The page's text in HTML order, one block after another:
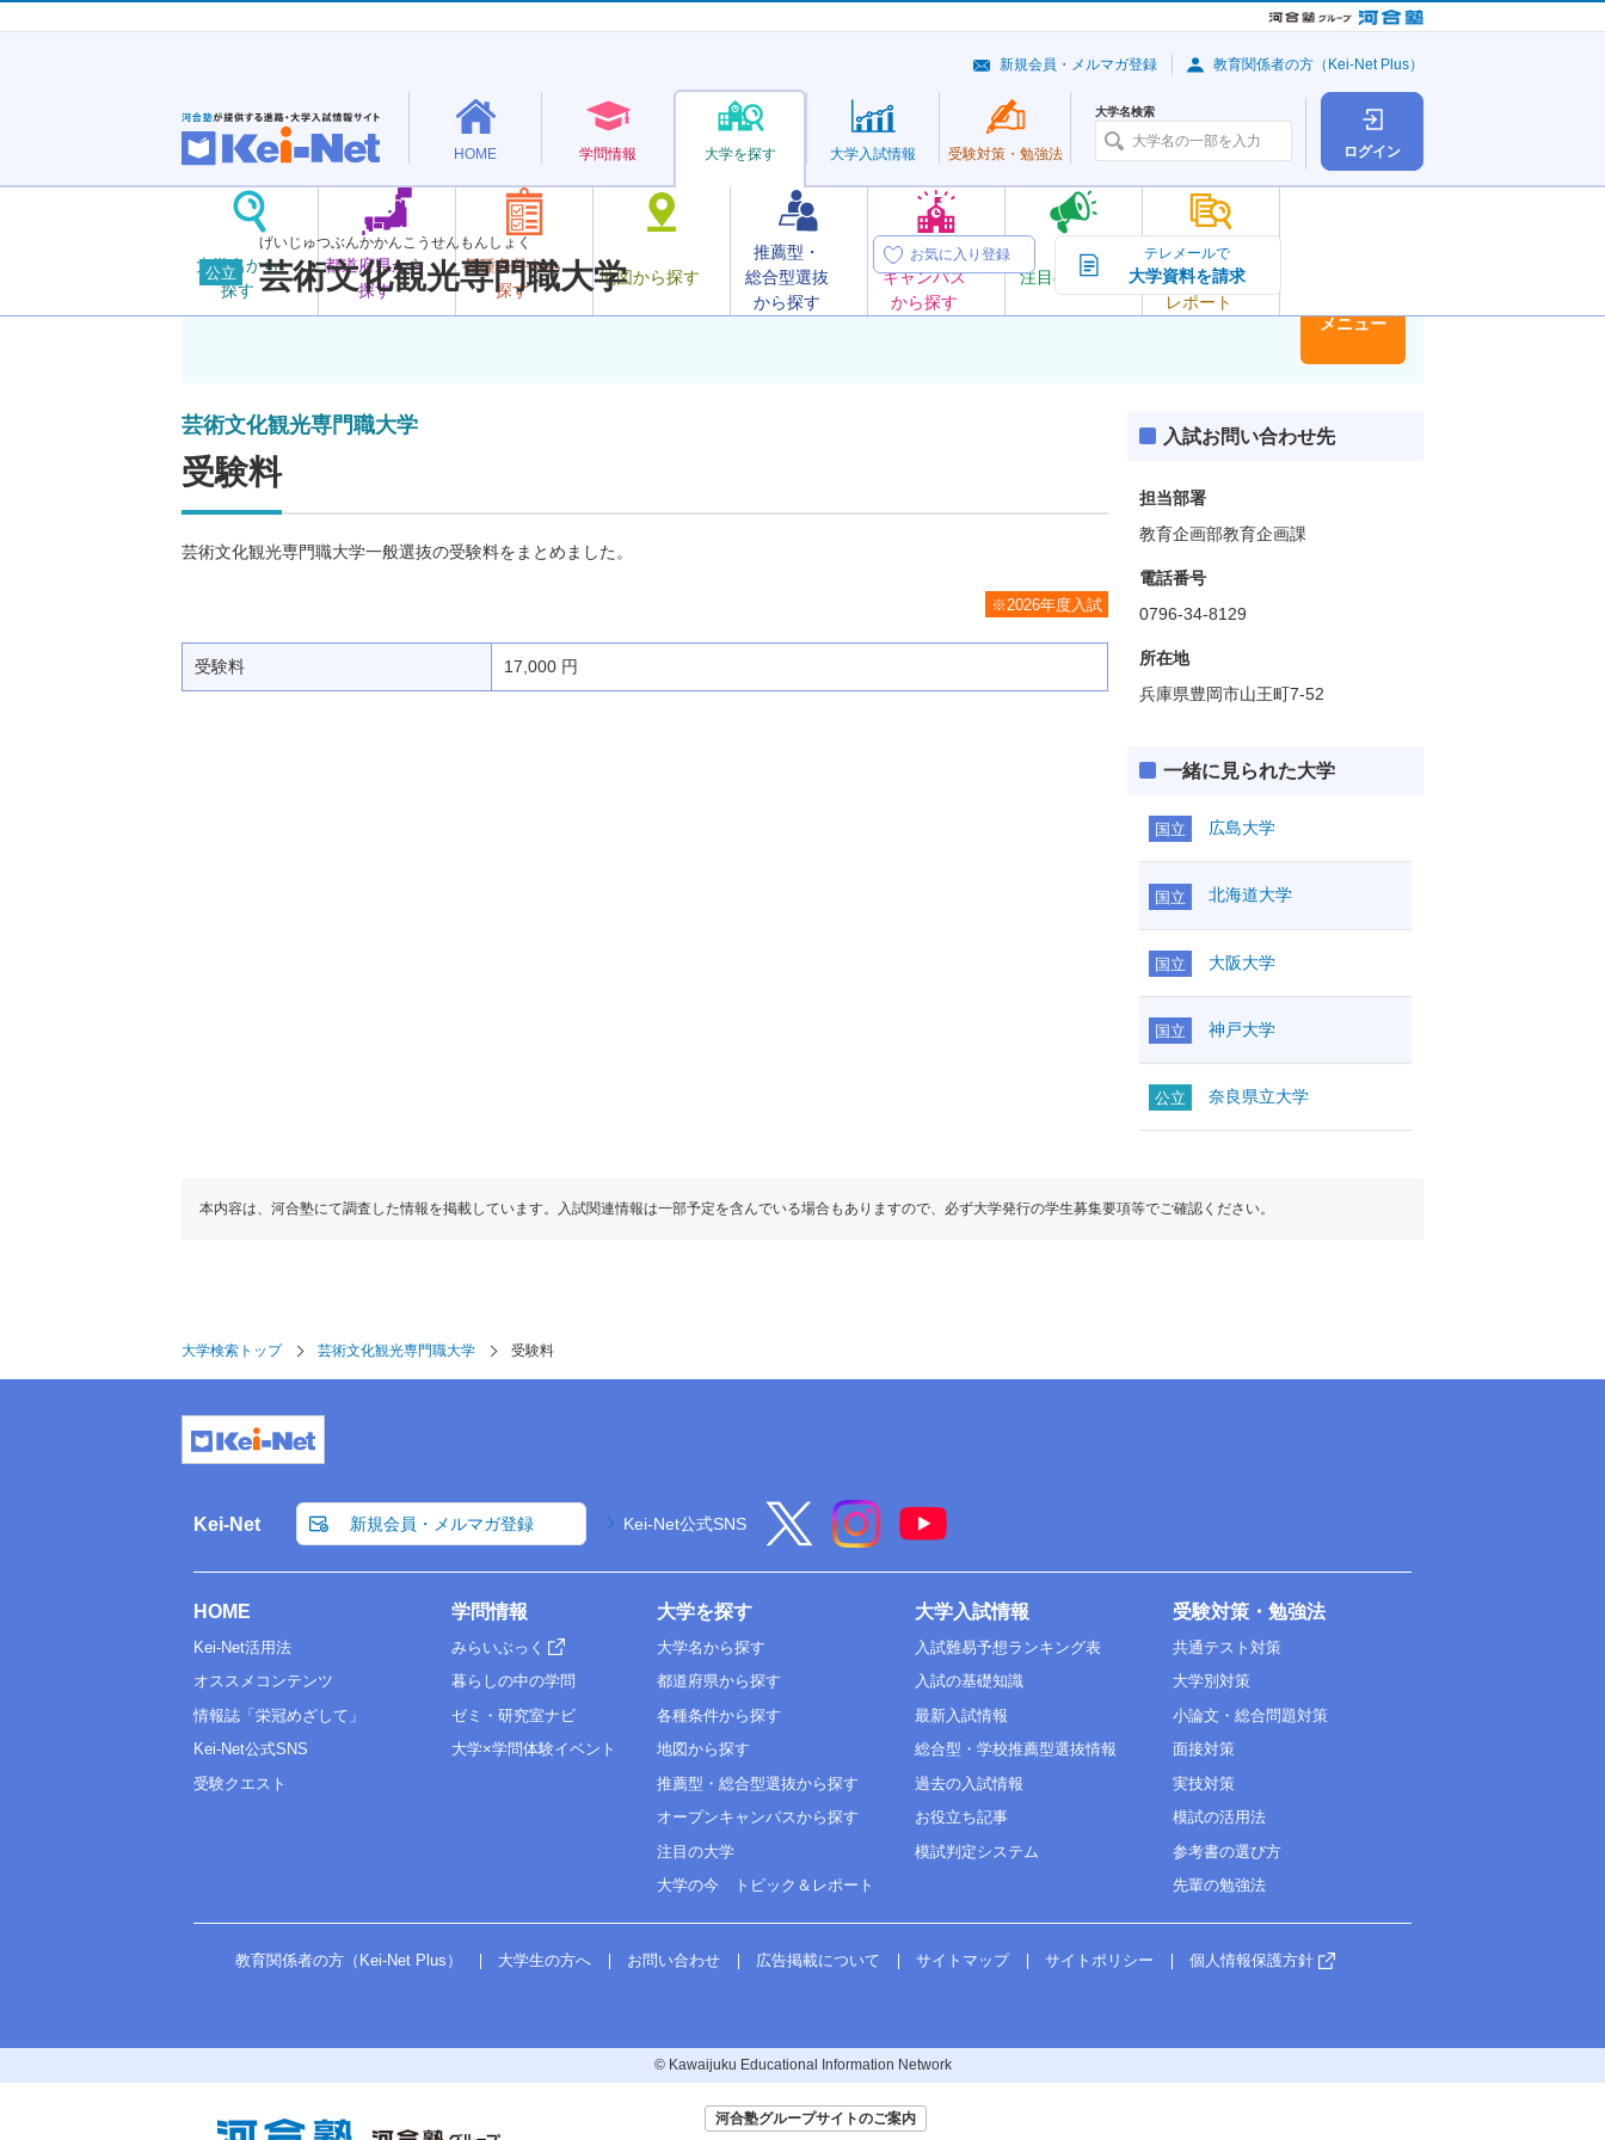
ログイン
HOME 学問情報 大学を探す
大学名から
探す
都道府県から
探す
各種条件から
探す
地図から探す
推薦型・
総合型選抜
から探す
オープン
キャンパス
から探す
注目の大学
大学の今
トピック＆
レポート
大学入試情報 受験対策・ 勉強法
大学名検索
新規会員・メルマガ登録 教育関係者の方（Kei-Net Plus）
公立
げいじゅつぶんかかんこうせんもんしょく
芸術文化観光専門職大学
お気に入り登録 テレメールで
大学資料を請求
メニュー
芸術文化観光専門職大学
受験料
芸術文化観光専門職大学一般選抜の受験料をまとめました。
※2026年度入試
受験料 17,000 円
入試お問い合わせ先
担当部署
教育企画部教育企画課
電話番号
0796-34-8129
所在地
兵庫県豊岡市山王町7-52
一緒に見られた大学
国立 広島大学
国立 北海道大学
国立 大阪大学
国立 神戸大学
公立 奈良県立大学
本内容は、河合塾にて調査した情報を掲載しています。入試関連情報は一部予定を含んでいる場合もありますので、必ず大学発行の学生募集要項等でご確認ください。
大学検索トップ 芸術文化観光専門職大学 受験料
Kei-Net 新規会員・メルマガ登録 Kei-Net公式SNS
HOME
Kei-Net活用法
オススメコンテンツ
情報誌「栄冠めざして」
Kei-Net公式SNS
受験クエスト
学問情報
みらいぶっく
暮らしの中の学問
ゼミ・研究室ナビ
大学×学問体験イベント
大学を探す
大学名から探す
都道府県から探す
各種条件から探す
地図から探す
推薦型・総合型選抜から探す
オープンキャンパスから探す
注目の大学
大学の今 トピック＆レポート
大学入試情報
入試難易予想ランキング表
入試の基礎知識
最新入試情報
総合型・学校推薦型選抜情報
過去の入試情報
お役立ち記事
模試判定システム
受験対策・勉強法
共通テスト対策
大学別対策
小論文・総合問題対策
面接対策
実技対策
模試の活用法
参考書の選び方
先輩の勉強法
教育関係者の方（Kei-Net Plus） 大学生の方へ お問い合わせ 広告掲載について サイトマップ サイトポリシー 個人情報保護方針
© Kawaijuku Educational Information Network
河合塾グループサイトのご案内